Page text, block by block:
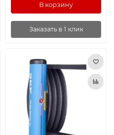
В корзину
Заказать в 1 клик